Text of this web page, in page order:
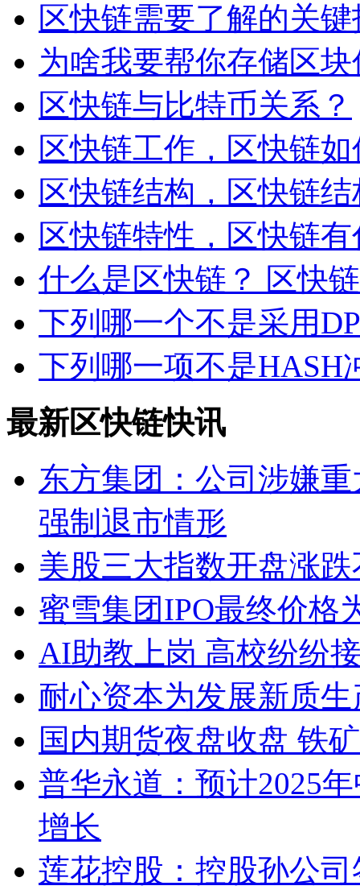
区快链需要了解的关
为啥我要帮你存储区
区快链与比特币关系？
区快链工作，区快链
区快链结构，区快链
区快链特性，区快链
什么是区快链？ 区快
下列哪一个不是采用
下列哪一项不是HASH
最新区快链快讯
东方集团：公司涉嫌
强制退市情形
美股三大指数开盘涨
蜜雪集团IPO最终价格
AI助教上岗 高校纷纷接
耐心资本为发展新质
国内期货夜盘收盘 铁
普华永道：预计2025
增长
莲花控股：控股孙公